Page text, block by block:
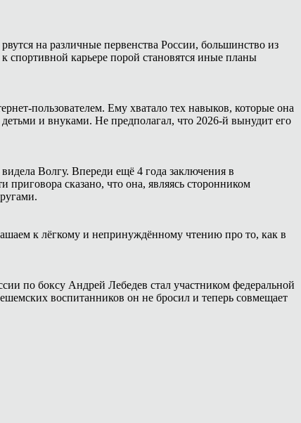
на различные первенства России, большинство из
спортивной карьере порой становятся иные планы
пользователем. Ему хватало тех навыков, которые она
и внуками. Не предполагал, что 2026-й вынудит его
Волгу. Впереди ещё 4 года заключения в
сказано, что она, являясь сторонником
к лёгкому и непринуждённому чтению про то, как в
по боксу Андрей Лебедев стал участником федеральной
воспитанников он не бросил и теперь совмещает